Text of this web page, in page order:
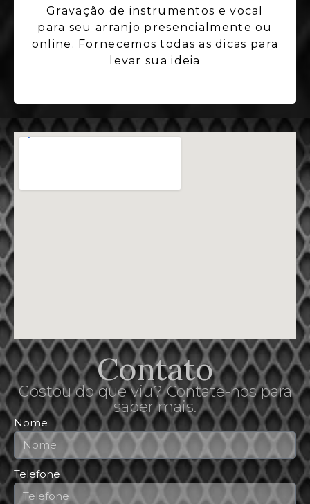
Gravação de instrumentos e vocal
para seu arranjo presencialmente ou
online. Fornecemos todas as dicas para
levar sua ideia
Contato
Gostou do que viu? Contate-nos para
saber mais.
Nome
Telefone